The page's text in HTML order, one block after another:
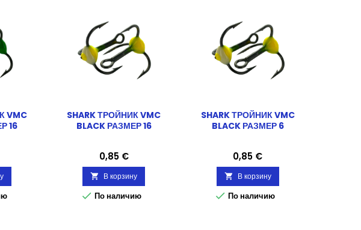
VMC
16
SHARK ТРОЙНИК VMC
BLACK РАЗМЕР 16
Цена
0,85 €
 В корзину
 По наличию
SHARK ТРОЙНИК VMC
BLACK РАЗМЕР 6
Цена
0,85 €
 В корзину
 По наличию